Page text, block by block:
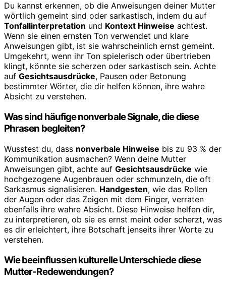
Du kannst erkennen, ob die Anweisungen deiner Mutter
wörtlich gemeint sind oder sarkastisch, indem du auf
Tonfallinterpretation und Kontext Hinweise achtest.
Wenn sie einen ernsten Ton verwendet und klare
Anweisungen gibt, ist sie wahrscheinlich ernst gemeint.
Umgekehrt, wenn ihr Ton spielerisch oder übertrieben
klingt, könnte sie scherzen oder sarkastisch sein. Achte
auf Gesichtsausdrücke, Pausen oder Betonung
bestimmter Wörter, die dir helfen können, ihre wahre
Absicht zu verstehen.
Was sind häufige nonverbale Signale, die diese
Phrasen begleiten?
Wusstest du, dass nonverbale Hinweise bis zu 93 % der
Kommunikation ausmachen? Wenn deine Mutter
Anweisungen gibt, achte auf Gesichtsausdrücke wie
hochgezogene Augenbrauen oder schmunzeln, die oft
Sarkasmus signalisieren. Handgesten, wie das Rollen
der Augen oder das Zeigen mit dem Finger, verraten
ebenfalls ihre wahre Absicht. Diese Hinweise helfen dir,
zu interpretieren, ob sie es ernst meint oder scherzt, was
es dir erleichtert, ihre Botschaft jenseits ihrer Worte zu
verstehen.
Wie beeinflussen kulturelle Unterschiede diese
Mutter-Redewendungen?